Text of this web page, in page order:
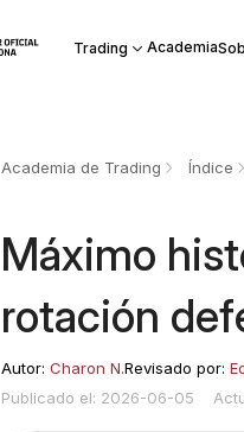
Trading Academia
Academia de Trading Índice
Máximo
rotación
Autor:Charon N.Revisado por:
Publicado el: 2026-06-05